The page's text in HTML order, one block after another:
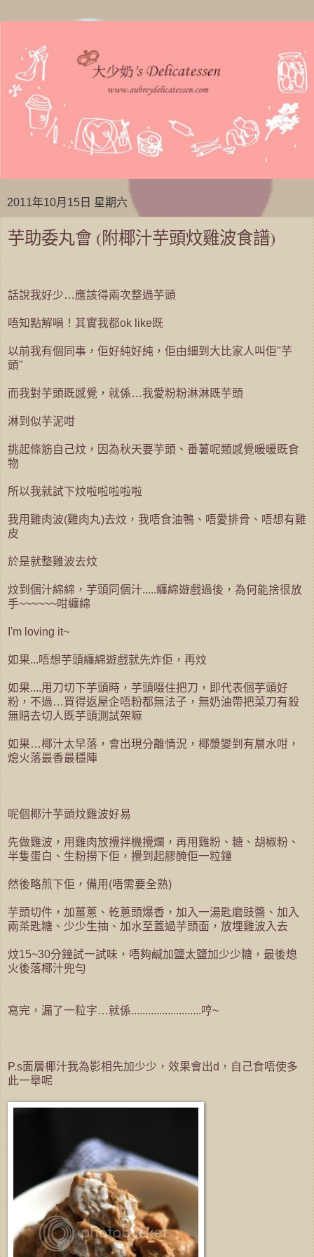
2011年10月15日 星期六
芋助委丸會 (附椰汁芋頭炆雞波食譜)
話說我好少…應該得兩次整過芋頭
唔知點解喎！其實我都ok like既
以前我有個同事，佢好純好純，佢由細到大比家人叫佢"芋
頭"
而我對芋頭既感覺，就係…我愛粉粉淋淋既芋頭
淋到似芋泥咁
挑起條筋自己炆，因為秋天要芋頭、番薯呢類感覺暖暖既食
物
所以我就試下炆啦啦啦啦啦
我用雞肉波(雞肉丸)去炆，我唔食油鴨、唔愛排骨、唔想有雞
皮
於是就整雞波去炆
炆到個汁綿綿，芋頭同個汁.....纏綿遊戲過後，為何能捨很放
手~~~~~~咁纏綿
I'm loving it~
如果...唔想芋頭纏綿遊戲就先炸佢，再炆
如果....用刀切下芋頭時，芋頭啜住把刀，即代表個芋頭好
粉，不過…買得返屋企唔粉都無法子，無奶油帶把菜刀有殺
無賠去切人既芋頭測試架嘛
如果…椰汁太早落，會出現分離情況，椰漿變到有層水咁，
熄火落最香最穩陣
呢個椰汁芋頭炆雞波好易
先做雞波，用雞肉放攪拌機攪爛，再用雞粉、糖、胡椒粉、
半隻蛋白、生粉撈下佢，攪到起膠醃佢一粒鐘
然後略煎下佢，備用(唔需要全熟)
芋頭切件，加薑蔥、乾蔥頭爆香，加入一湯匙磨豉醬、加入
兩茶匙糖、少少生抽、加水至蓋過芋頭面，放埋雞波入去
炆15~30分鐘試一試味，唔夠鹹加鹽太鹽加少少糖，最後熄
火後落椰汁兜勻
寫完，漏了一粒字…就係.........................哼~
P.s面層椰汁我為影相先加少少，效果會出d，自己食唔使多
此一舉呢